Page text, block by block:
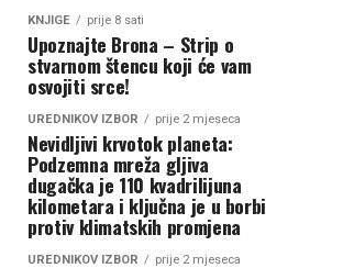
KNJIGE prije 8 sati
Upoznajte Brona – Strip o
stvarnom štencu koji će vam
osvojiti srce!
UREDNIKOV IZBOR prije 2 mjeseca
Nevidljivi krvotok planeta:
Podzemna mreža gljiva
dugačka je 110 kvadrilijuna
kilometara i ključna je u borbi
protiv klimatskih promjena
UREDNIKOV IZBOR prije 2 mjeseca